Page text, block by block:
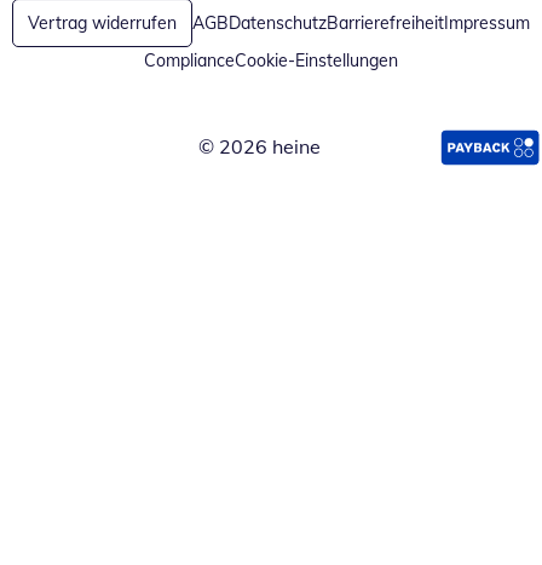
Vertrag widerrufen AGBDatenschutzBarrierefreiheitImpressum
ComplianceCookie-Einstellungen
© 2026 heine